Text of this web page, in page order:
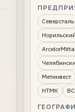
Северсталь
Метинвест
НТМК